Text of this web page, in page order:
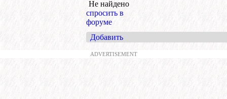
Не найдено
спросить в
форуме
Добавить
ADVERTISEMENT